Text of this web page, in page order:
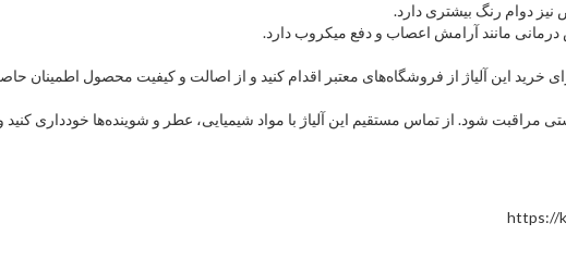
دوام رنگ بیشتری دارد.
مانند آرامش اعصاب و دفع میکروب دارد.
شود. از تماس مستقیم این آلیاژ با مواد شیمیایی، عطر و شوینده‌ها خودداری کنید و
https://